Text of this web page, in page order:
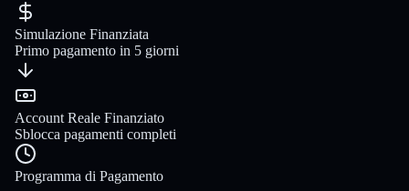
Simulazione Finanziata
Primo pagamento in 5 giorni
Account Reale Finanziato
Sblocca pagamenti completi
Programma di Pagamento